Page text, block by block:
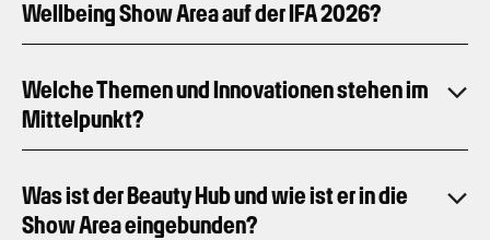
Wellbeing Show Area auf der IFA 2026?
Welche Themen und Innovationen stehen im
Mittelpunkt?
Was ist der Beauty Hub und wie ist er in die
Show Area eingebunden?